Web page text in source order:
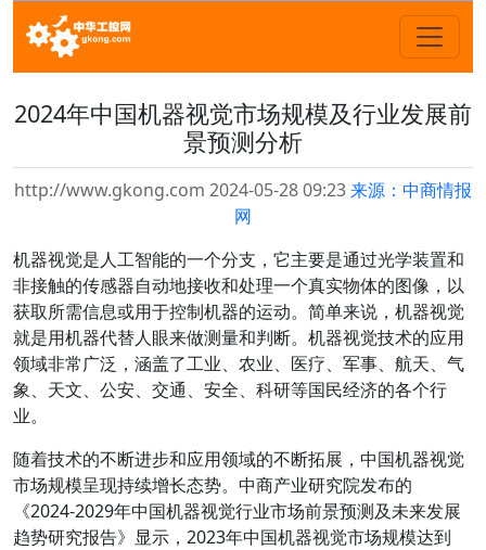
2024年中国机器视觉市场规模及行业发展前
景预测分析
http://www.gkong.com 2024-05-28 09:23来源：中商情报
网
机器视觉是人工智能的一个分支，它主要是通过光学装置和
非接触的传感器自动地接收和处理一个真实物体的图像，以
获取所需信息或用于控制机器的运动。简单来说，机器视觉
就是用机器代替人眼来做测量和判断。机器视觉技术的应用
领域非常广泛，涵盖了工业、农业、医疗、军事、航天、气
象、天文、公安、交通、安全、科研等国民经济的各个行
业。
随着技术的不断进步和应用领域的不断拓展，中国机器视觉
市场规模呈现持续增长态势。中商产业研究院发布的
《2024-2029年中国机器视觉行业市场前景预测及未来发展
趋势研究报告》显示，2023年中国机器视觉市场规模达到